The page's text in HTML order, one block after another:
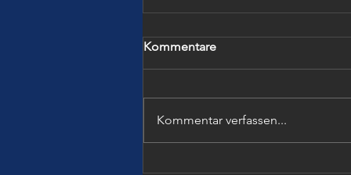
Kommentare
Kommentar verfassen...